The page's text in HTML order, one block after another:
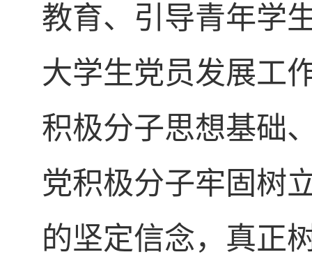
教育、引导青年学
大学生党员发展工
积极分子思想基础
党积极分子牢固树
的坚定信念，真正